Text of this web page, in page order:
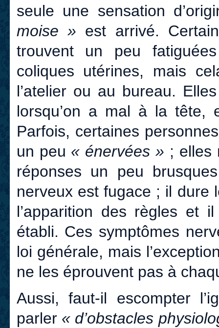
seule une sensation
moise » est arrivé.
trouvent un peu
coliques utérines, mais
l’atelier ou au bureau.
lorsqu’on a mal à la tête,
Parfois, certaines
un peu « énervées » ; elles
réponses un peu
nerveux est fugace ; il dure
l’apparition des règles et
établi. Ces symptômes
loi générale, mais
ne les éprouvent pas à
Aussi, faut-il escompter
parler « d’obstacles